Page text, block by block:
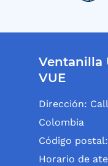
Ventanilla
VUE
Dirección:
Colombia
Código postal:
Horario de